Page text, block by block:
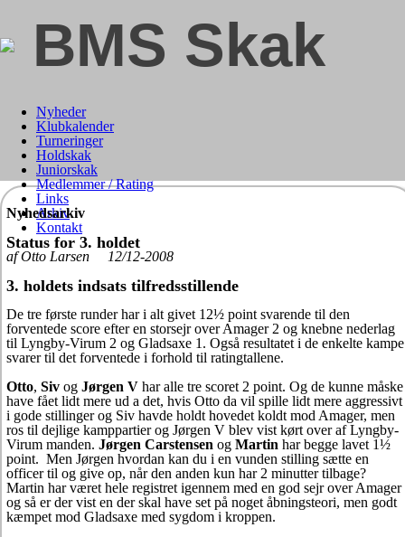
BMS Skak
Nyheder
Klubkalender
Turneringer
Holdskak
Juniorskak
Medlemmer / Rating
Links
Arkiv
Kontakt
Nyhedsarkiv
Status for 3. holdet
af Otto Larsen 12/12-2008
3. holdets indsats tilfredsstillende
De tre første runder har i alt givet 12½ point svarende til den
forventede score efter en storsejr over Amager 2 og knebne nederlag
til Lyngby-Virum 2 og Gladsaxe 1. Også resultatet i de enkelte kampe
svarer til det forventede i forhold til ratingtallene.
Otto, Siv og Jørgen V har alle tre scoret 2 point. Og de kunne måske
have fået lidt mere ud a det, hvis Otto da vil spille lidt mere aggressivt
i gode stillinger og Siv havde holdt hovedet koldt mod Amager, men
ros til dejlige kamppartier og Jørgen V blev vist kørt over af Lyngby-
Virum manden. Jørgen Carstensen og Martin har begge lavet 1½
point. Men Jørgen hvordan kan du i en vunden stilling sætte en
officer til og give op, når den anden kun har 2 minutter tilbage?
Martin har været hele registret igennem med en god sejr over Amager
og så er der vist en der skal have set på noget åbningsteori, men godt
kæmpet mod Gladsaxe med sygdom i kroppen.